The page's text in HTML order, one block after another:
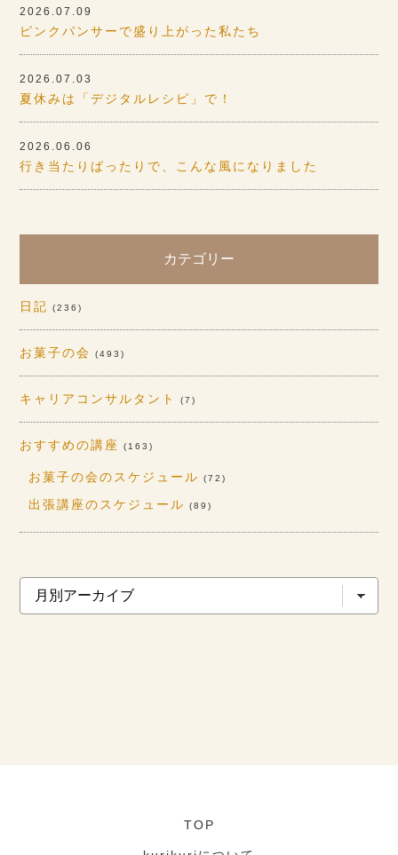
2026.07.09
ピンクパンサーで盛り上がった私たち
2026.07.03
夏休みは「デジタルレシピ」で！
2026.06.06
行き当たりばったりで、こんな風になりました
カテゴリー
日記 (236)
お菓子の会 (493)
キャリアコンサルタント (7)
おすすめの講座 (163)
お菓子の会のスケジュール (72)
出張講座のスケジュール (89)
TOP